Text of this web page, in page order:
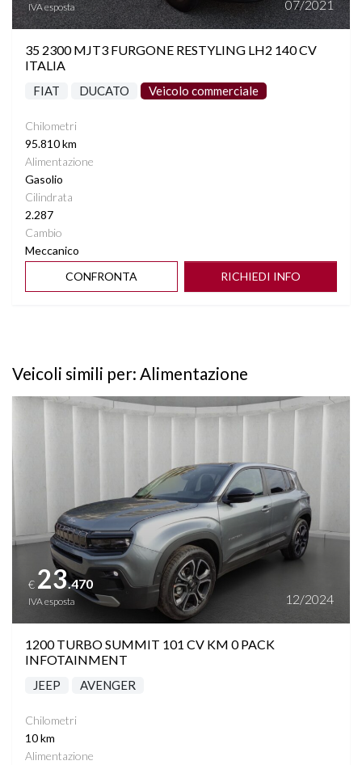
IVA esposta 07/2021
35 2300 MJT3 FURGONE RESTYLING LH2 140 CV
ITALIA
FIAT DUCATO Veicolo commerciale
Chilometri
95.810 km
Alimentazione
Gasolio
Cilindrata
2.287
Cambio
Meccanico
CONFRONTA
RICHIEDI INFO
Veicoli simili per: Alimentazione
Vedi dettagli
€ 23.470
IVA esposta 12/2024
1200 TURBO SUMMIT 101 CV KM 0 PACK
INFOTAINMENT
JEEP AVENGER
Chilometri
10 km
Alimentazione